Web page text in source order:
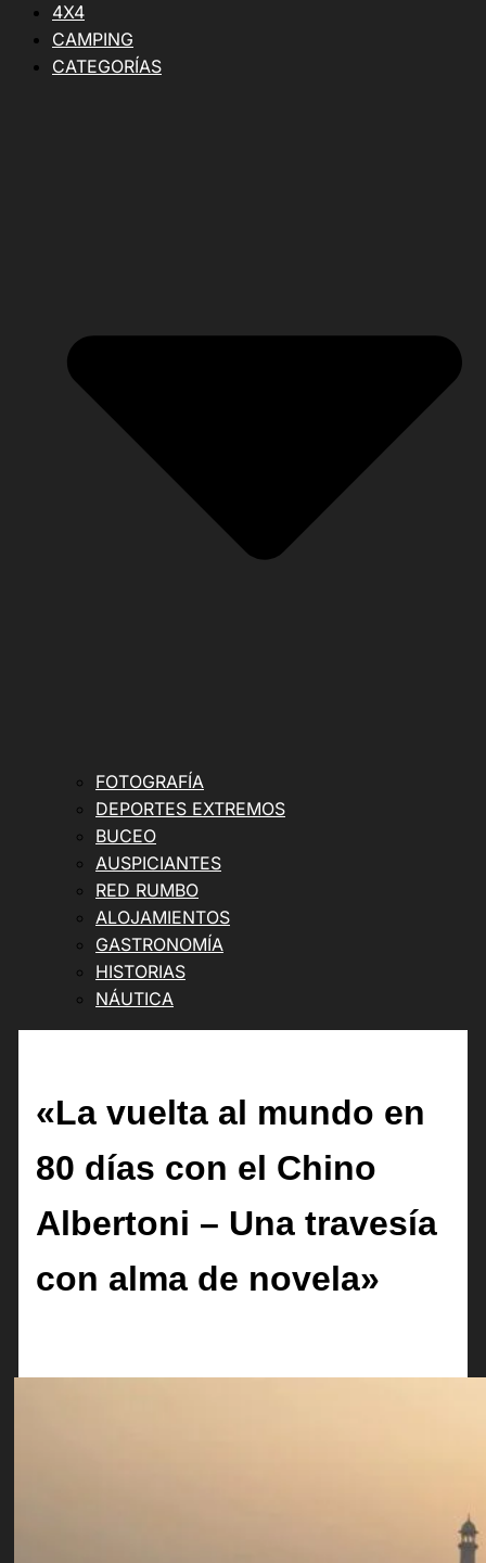
4X4
CAMPING
CATEGORÍAS
FOTOGRAFÍA
DEPORTES EXTREMOS
BUCEO
AUSPICIANTES
RED RUMBO
ALOJAMIENTOS
GASTRONOMÍA
HISTORIAS
NÁUTICA
«La vuelta al mundo en
80 días con el Chino
Albertoni – Una travesía
con alma de novela»